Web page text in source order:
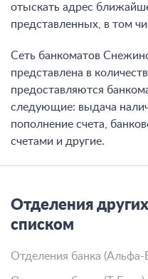
отыскать адрес
представленных, в том
Сеть банкоматов
представлена в
предоставляются
следующие: выдача
пополнение счета,
счетами и другие.
Отделения
списком
Отделения банка (Альфа-